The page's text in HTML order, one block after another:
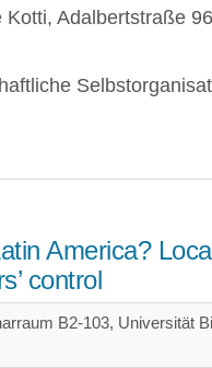
Adalbertstraße
America?
control
B2-103, Universität